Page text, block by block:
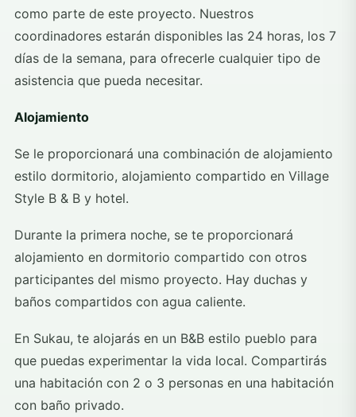
como parte de este proyecto. Nuestros
coordinadores estarán disponibles las 24 horas, los 7
días de la semana, para ofrecerle cualquier tipo de
asistencia que pueda necesitar.
Alojamiento
Se le proporcionará una combinación de alojamiento
estilo dormitorio, alojamiento compartido en Village
Style B & B y hotel.
Durante la primera noche, se te proporcionará
alojamiento en dormitorio compartido con otros
participantes del mismo proyecto. Hay duchas y
baños compartidos con agua caliente.
En Sukau, te alojarás en un B&B estilo pueblo para
que puedas experimentar la vida local. Compartirás
una habitación con 2 o 3 personas en una habitación
con baño privado.